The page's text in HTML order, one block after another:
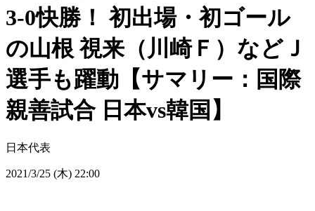
3-0快勝！ 初出場・初ゴール
の山根 視来（川崎Ｆ）などＪ
選手も躍動【サマリー：国際
親善試合 日本vs韓国】
日本代表
2021/3/25 (木) 22:00